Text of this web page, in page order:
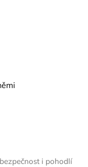
i pohodlí